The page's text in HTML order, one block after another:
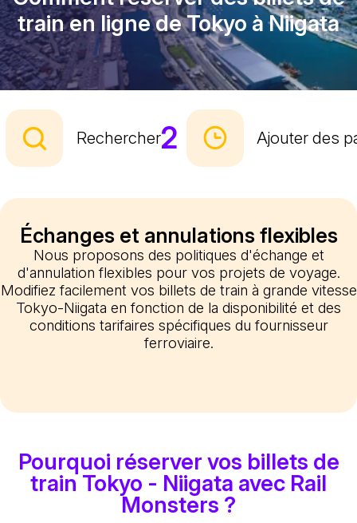
train en ligne de Tokyo à Niigata
Rechercher2 Ajouter des
Échanges et annulations flexibles
Nous proposons des politiques d'échange et
d'annulation flexibles pour vos projets de voyage.
Modifiez facilement vos billets de train à grande vitesse
Tokyo-Niigata en fonction de la disponibilité et des
conditions tarifaires spécifiques du fournisseur
ferroviaire.
Pourquoi réserver vos billets de
train Tokyo - Niigata avec Rail
Monsters ?